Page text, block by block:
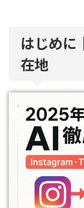
はじめに
在地